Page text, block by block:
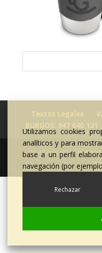
Textos Legales
BURGOS: 947 640 131
Diseñado por
Utilizamos cookies
analíticos y para
base a un perfil
navegación (por
Rechazar